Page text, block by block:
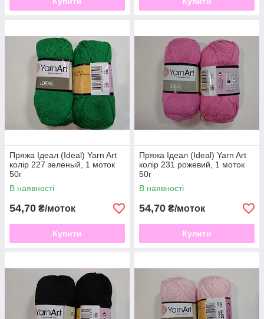
Пряжа Ідеал (Ideal) Yarn Art
колір 227 зеленый, 1 моток
50г
В наявності
54,70 ₴/моток
Купити
Пряжа Ідеал (Ideal) Yarn Art
колір 231 рожевий, 1 моток
50г
В наявності
54,70 ₴/моток
Купити